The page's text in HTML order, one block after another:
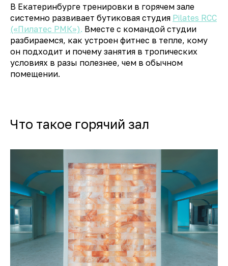
В Екатеринбурге тренировки в горячем зале
системно развивает бутиковая студия Pilates RCC
(«Пилатес РМК»). Вместе с командой студии
разбираемся, как устроен фитнес в тепле, кому
он подходит и почему занятия в тропических
условиях в разы полезнее, чем в обычном
помещении.
Что такое горячий зал